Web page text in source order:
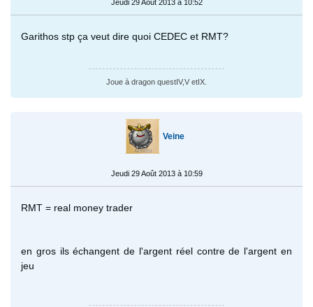
Jeudi 29 Août 2013 à 10:52
Garithos stp ça veut dire quoi CEDEC et RMT?
Joue à dragon questIV,V etIX.
Veine
Jeudi 29 Août 2013 à 10:59
RMT = real money trader
en gros ils échangent de l'argent réel contre de l'argent en
jeu